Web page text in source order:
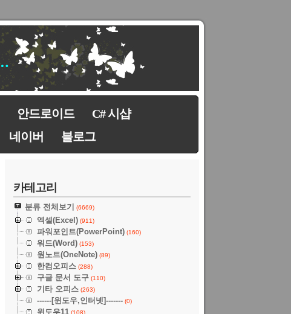
안드로이드
C# 시샵
네이버 블로그
카테고리
분류 전체보기 (6669)
엑셀(Excel) (911)
파워포인트(PowerPoint) (160)
워드(Word) (153)
원노트(OneNote) (89)
한컴오피스 (288)
구글 문서 도구 (110)
기타 오피스 (263)
------[윈도우,인터넷]------- (0)
윈도우11 (108)